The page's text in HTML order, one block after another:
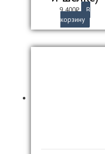
9 400₽
В
корзину